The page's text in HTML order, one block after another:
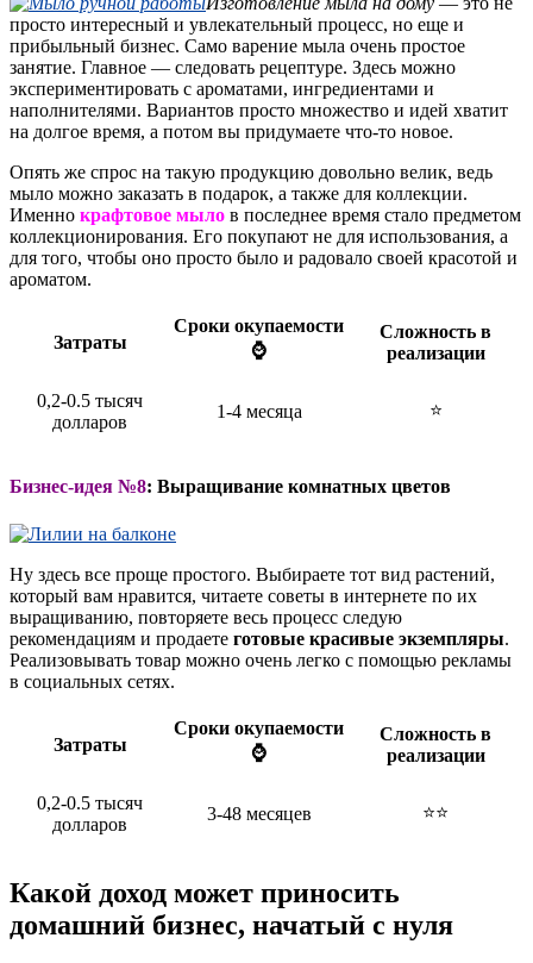
просто интересный и увлекательный процесс, но еще и
прибыльный бизнес. Само варение мыла очень простое
занятие. Главное — следовать рецептуре. Здесь можно
экспериментировать с ароматами, ингредиентами и
наполнителями. Вариантов просто множество и идей хватит
на долгое время, а потом вы придумаете что-то новое.
Опять же спрос на такую продукцию довольно велик, ведь
мыло можно заказать в подарок, а также для коллекции.
Именно крафтовое мыло в последнее время стало предметом
коллекционирования. Его покупают не для использования, а
для того, чтобы оно просто было и радовало своей красотой и
ароматом.
Затраты
Сроки окупаемости
⌚
Сложность в
реализации
0,2-0.5 тысяч
долларов
1-4 месяца ⭐
Бизнес-идея №8: Выращивание комнатных цветов
Ну здесь все проще простого. Выбираете тот вид растений,
который вам нравится, читаете советы в интернете по их
выращиванию, повторяете весь процесс следую
рекомендациям и продаете готовые красивые экземпляры.
Реализовывать товар можно очень легко с помощью рекламы
в социальных сетях.
Затраты
Сроки окупаемости
⌚
Сложность в
реализации
0,2-0.5 тысяч
долларов
3-48 месяцев ⭐⭐
Какой доход может приносить
домашний бизнес, начатый с нуля